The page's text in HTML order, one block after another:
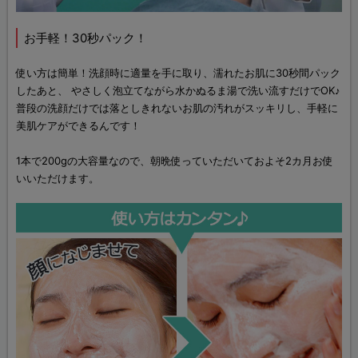
お手軽！30秒パック！
使い方は簡単！洗顔時に適量を手に取り、濡れたお肌に30秒間パック
したあと、 やさしく泡立てながら水かぬるま湯で洗い流すだけでOK♪
普段の洗顔だけでは落としきれないお肌の汚れがスッキリし、手軽に
美肌ケアができるんです！
1本で200gの大容量なので、朝晩使っていただいておよそ2カ月お使
いいただけます。